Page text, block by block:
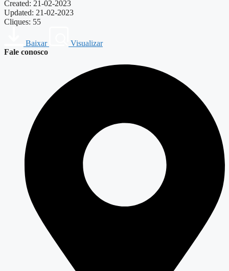
Created: 21-02-2023
Updated: 21-02-2023
Cliques: 55
Baixar
Visualizar
Fale conosco